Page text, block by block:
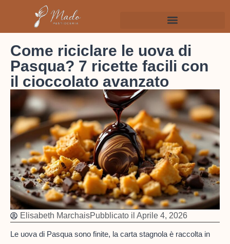
Come riciclare le uova di
Pasqua? 7 ricette facili con
il cioccolato avanzato
Elisabeth MarchaisPubblicato il Aprile 4, 2026
Le uova di Pasqua sono finite, la carta stagnola è raccolta in